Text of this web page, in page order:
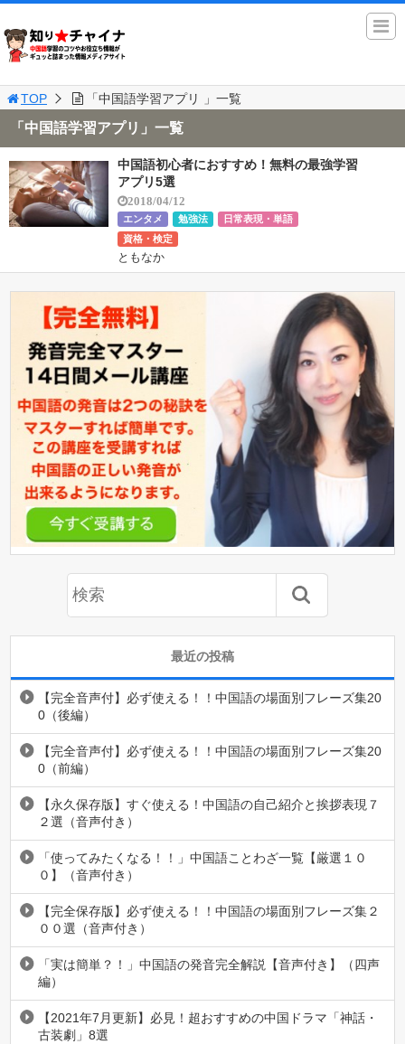
TOP 「中国語学習アプリ 」一覧
「中国語学習アプリ」一覧
中国語初心者におすすめ！無料の最強学習
アプリ5選
2018/04/12
エンタメ 勉強法
日常表現・単語
資格・検定
ともなか
最近の投稿
【完全音声付】必ず使える！！中国語の場面別フレーズ集20
0（後編）
【完全音声付】必ず使える！！中国語の場面別フレーズ集20
0（前編）
【永久保存版】すぐ使える！中国語の自己紹介と挨拶表現７
２選（音声付き）
「使ってみたくなる！！」中国語ことわざ一覧【厳選１０
０】（音声付き）
【完全保存版】必ず使える！！中国語の場面別フレーズ集２
００選（音声付き）
「実は簡単？！」中国語の発音完全解説【音声付き】（四声
編）
【2021年7月更新】必見！超おすすめの中国ドラマ「神話・
古装劇」8選